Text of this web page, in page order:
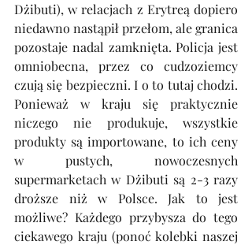
Dżibuti), w relacjach z Erytreą dopiero
niedawno nastąpił przełom, ale granica
pozostaje nadal zamknięta. Policja jest
omniobecna, przez co cudzoziemcy
czują się bezpieczni. I o to tutaj chodzi.
Ponieważ w kraju się praktycznie
niczego nie produkuje, wszystkie
produkty są importowane, to ich ceny
w pustych, nowoczesnych
supermarketach w Dżibuti są 2-3 razy
droższe niż w Polsce. Jak to jest
możliwe? Każdego przybysza do tego
ciekawego kraju (ponoć kolebki naszej